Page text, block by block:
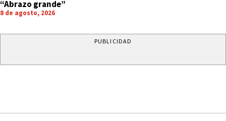
“Abrazo grande”
8 de agosto, 2026
PUBLICIDAD